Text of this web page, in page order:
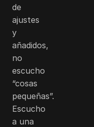
de
ajustes
y
añadidos,
no
escucho
“cosas
pequeñas”.
Escucho
a una